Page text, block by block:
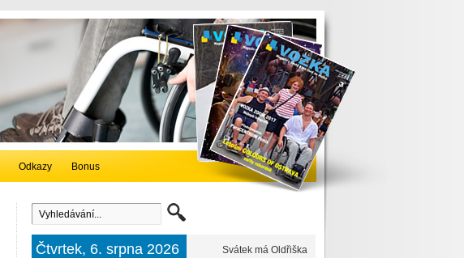
Odkazy Bonus
Čtvrtek, 6. srpna 2026 Svátek má Oldřiška